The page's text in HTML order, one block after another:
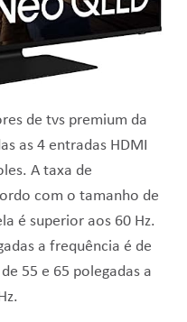
de tvs premium da
as 4 entradas HDMI
A taxa de
com o tamanho de
é superior aos 60 Hz.
a frequência é de
55 e 65 polegadas a